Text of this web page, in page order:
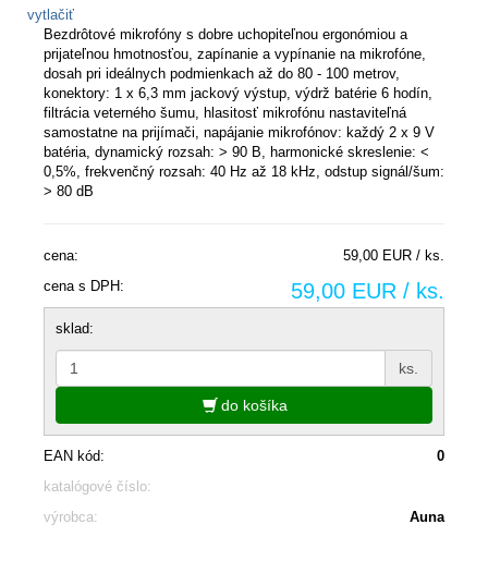
vytlačiť
Bezdrôtové mikrofóny s dobre uchopiteľnou ergonómiou a
prijateľnou hmotnosťou, zapínanie a vypínanie na mikrofóne,
dosah pri ideálnych podmienkach až do 80 - 100 metrov,
konektory: 1 x 6,3 mm jackový výstup, výdrž batérie 6 hodín,
filtrácia veterného šumu, hlasitosť mikrofónu nastaviteľná
samostatne na prijímači, napájanie mikrofónov: každý 2 x 9 V
batéria, dynamický rozsah: > 90 B, harmonické skreslenie: <
0,5%, frekvenčný rozsah: 40 Hz až 18 kHz, odstup signál/šum:
> 80 dB
cena:
59,00 EUR / ks.
cena s DPH:
59,00 EUR / ks.
sklad:
ks.
do košíka
EAN kód:
0
katalógové číslo:
výrobca:
Auna